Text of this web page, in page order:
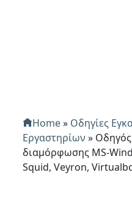
Home» Οδηγίες
Εργαστηρίων »
διαμόρφωσης MS-
Squid, Veyron,